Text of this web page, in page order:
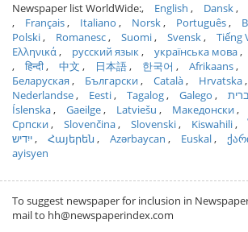
Newspaper list WorldWide: English Dansk
Français
Italiano Norsk Português
Polski
Romanesc Suomi Svensk Tiếng
Ελληνικά
русский язык українська мова
हिन्दी
中文 日本語 한국어 Afrikaans
Беларуская
Български Català Hrvatska
Nederlandse
Eesti Tagalog Galego
Íslenska
Gaeilge Latviešu Македонски
Српски
Slovenčina Slovenski Kiswahili
ייִדיש
Հայերեն Azərbaycan Euskal
ayisyen
To suggest newspaper for inclusion in
mail to hh@newspaperindex.com